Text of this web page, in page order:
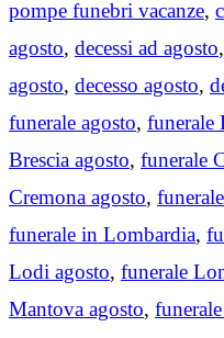
pompe funebri vacanze,
agosto, decessi ad agosto,
agosto, decesso agosto,
funerale agosto, funerale
Brescia agosto, funerale
Cremona agosto,
funerale in Lombardia,
Lodi agosto, funerale
Mantova agosto,